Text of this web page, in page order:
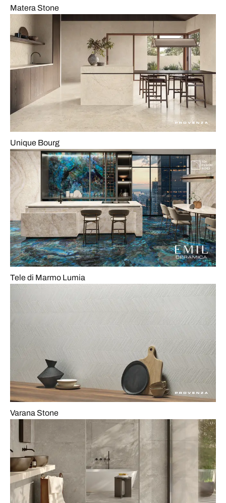
Matera Stone
Unique Bourg
Tele di Marmo Lumia
Varana Stone